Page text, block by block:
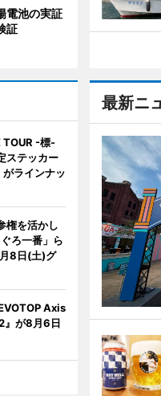
最新ニ
電池の実証
証
TOUR -標-
ステッカー
ラインナッ
権を活かし
ろ一番」ら
8日(土)グ
Axis
が8月6日